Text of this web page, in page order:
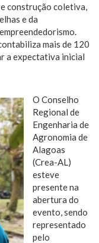
construção coletiva,
e da
mais de 120
a expectativa inicial
O Conselho
Regional de
Engenharia de
Agronomia de
Alagoas
(Crea-AL)
esteve
presente na
abertura do
evento, sendo
representado
pelo